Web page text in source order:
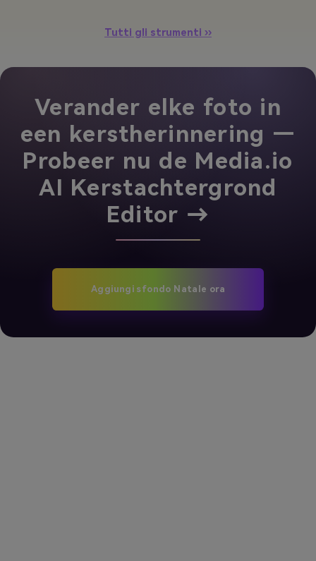
Tutti gli strumenti ››
Verander elke foto in
een kerstherinnering —
Probeer nu de Media.io
AI Kerstachtergrond
Editor →
Aggiungi sfondo Natale ora